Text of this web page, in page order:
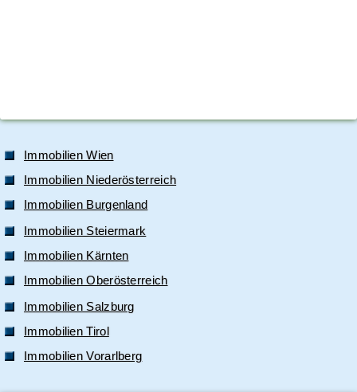
Immobilien Wien
Immobilien Niederösterreich
Immobilien Burgenland
Immobilien Steiermark
Immobilien Kärnten
Immobilien Oberösterreich
Immobilien Salzburg
Immobilien Tirol
Immobilien Vorarlberg